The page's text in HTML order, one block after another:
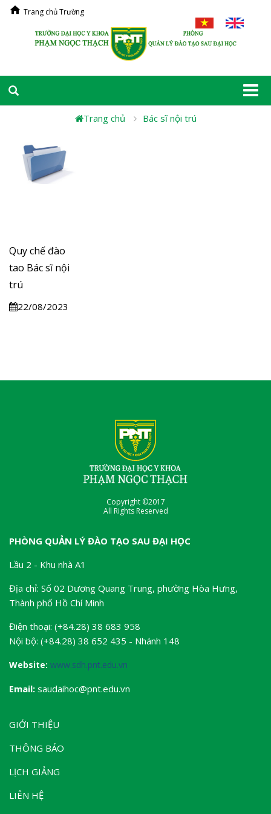
Trang chủ Trường
Trang chủ
Bác sĩ nội trú
Quy chế đào
tao Bác sĩ nội
trú
22/08/2023
Copyright ©2017
All Rights Reserved
PHÒNG QUẢN LÝ ĐÀO TẠO SAU ĐẠI HỌC
Lầu 2 - Khu nhà A1
Địa chỉ: Số 02 Dương Quang Trung, phường Hòa Hưng,
Thành phố Hồ Chí Minh
Điện thoại: (+84.28) 38 683 958
Nội bộ: (+84.28) 38 652 435 - Nhánh 148
Website: www.sdh.pnt.edu.vn
Email: saudaihoc@pnt.edu.vn
GIỚI THIỆU
THÔNG BÁO
LỊCH GIẢNG
LIÊN HỆ